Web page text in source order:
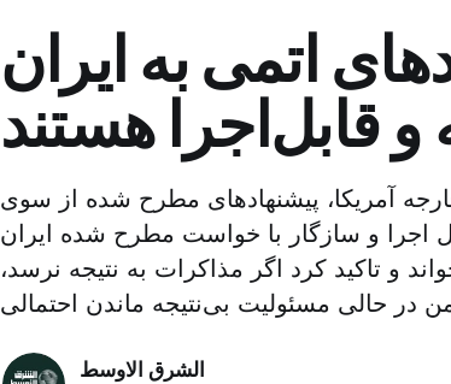
اتمی به ایران
و قابل‌‌اجرا هستند
آمریکا، پیشنهادهای مطرح شده از سوی
قابل اجرا و سازگار با خواست مطرح شده ایران
و تاکید کرد اگر مذاکرات به نتیجه نرسد،
در حالی مسئولیت بی‌نتیجه ماندن احتمالی
الشرق الاوسط